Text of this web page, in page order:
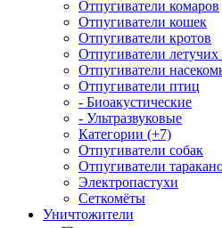
Отпугиватели комаров
Отпугиватели кошек
Отпугиватели кротов
Отпугиватели
Отпугиватели
Отпугиватели птиц
- Биоакустические
- Ультразвуковые
Категории (+7)
Отпугиватели собак
Отпугиватели
Электропастухи
Сеткомёты
Уничтожители